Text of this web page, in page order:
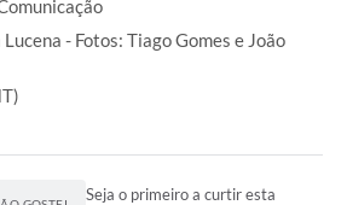
- Fotos: Tiago Gomes e João
Seja o primeiro a curtir esta